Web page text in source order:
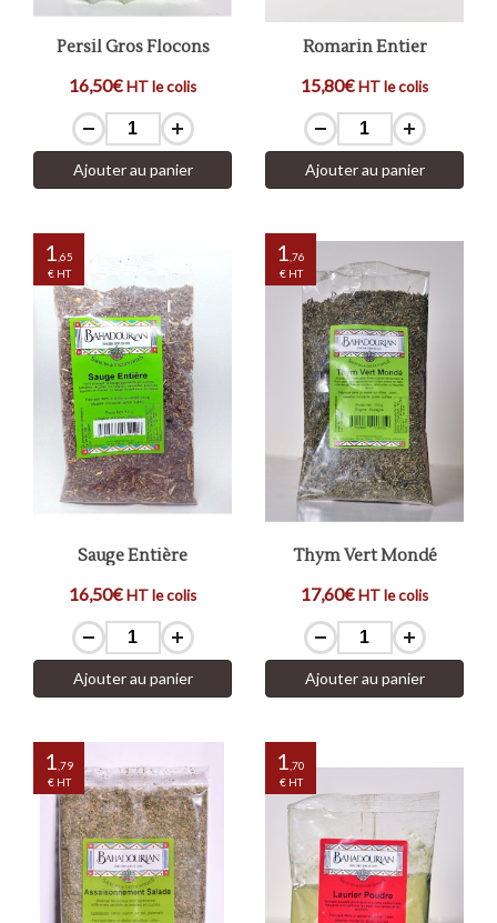
Persil Gros Flocons
16,50€HT le colis
Ajouter au panier
Romarin Entier
15,80€HT le colis
Ajouter au panier
1 ,65
€ HT
Sauge Entière
16,50€ HT le colis
Ajouter au panier
1 ,76
€ HT
Thym Vert Mondé
17,60€ HT le colis
Ajouter au panier
1 ,79
€ HT
1 ,70
€ HT